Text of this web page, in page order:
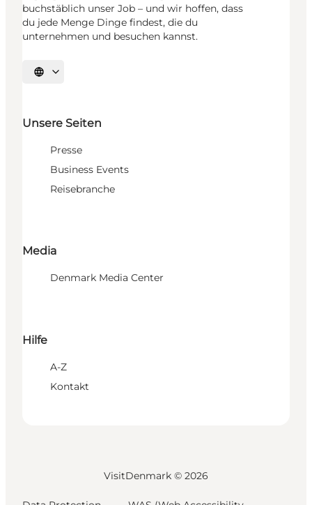
buchstäblich unser Job – und wir hoffen, dass
du jede Menge Dinge findest, die du
unternehmen und besuchen kannst.
Sprache auswählen
Unsere Seiten
Presse
Business Events
Reisebranche
Media
Denmark Media Center
Hilfe
A-Z
Kontakt
VisitDenmark © 2026